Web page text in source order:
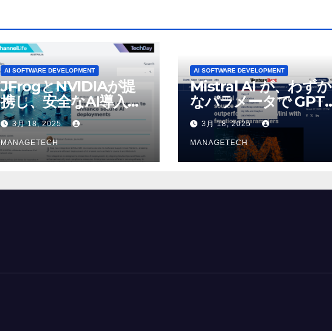
AI SOFTWARE DEVELOPMENT
JFrogとNVIDIAが提
携し、安全なAI導入を
強化
3月 18, 2025
MANAGETECH
AI SOFTWARE DEVELOPMENT
Mistral AI が、わずか
なパラメータで GPT-
4o Mini を上回る新し
いオープンソース モ
デルをリリース |
VentureBeat
3月 18, 2025
MANAGETECH